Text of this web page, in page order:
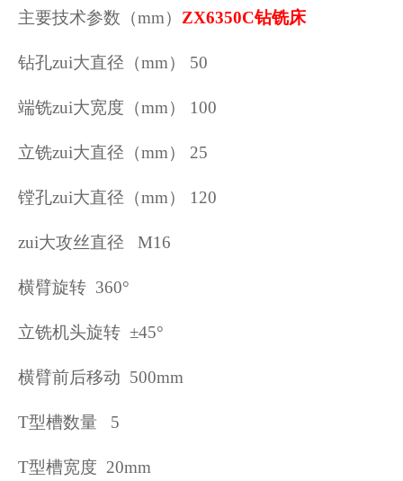
主要技术参数（mm） ZX6350C钻铣床
钻孔zui大直径（mm） 50
端铣zui大宽度（mm） 100
立铣zui大直径（mm） 25
镗孔zui大直径（mm） 120
zui大攻丝直径 M16
横臂旋转 360°
立铣机头旋转 ±45°
横臂前后移动 500mm
T型槽数量 5
T型槽宽度 20mm